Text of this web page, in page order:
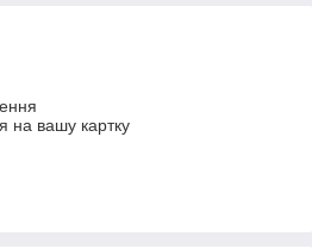
на вашу картку